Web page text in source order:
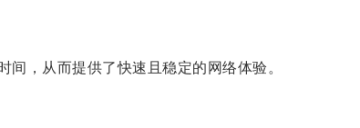
，从而提供了快速且稳定的网络体验。